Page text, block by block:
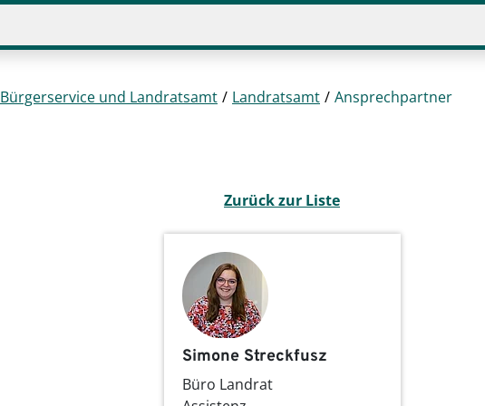
Bürgerservice und Landratsamt Landratsamt Ansprechpartner
Zurück zur Liste
Simone Streckfusz
Büro Landrat